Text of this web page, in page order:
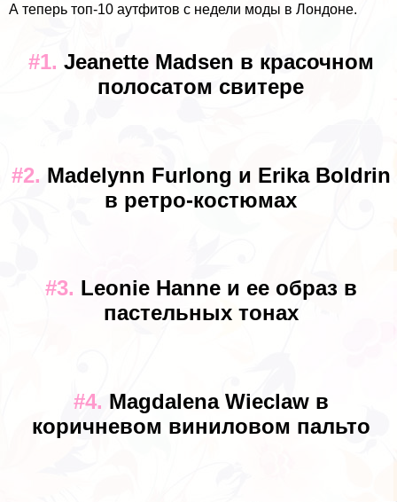
А теперь топ-10 аутфитов с недели моды в Лондоне.
#1. Jeanette Madsen в красочном
полосатом свитере
#2. Madelynn Furlong и Erika Boldrin
в ретро-костюмах
#3. Leonie Hanne и ее образ в
пастельных тонах
#4. Magdalena Wieclaw в
коричневом виниловом пальто